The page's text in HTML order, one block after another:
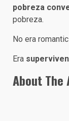
pobreza
pobreza.
No era
Era
About The